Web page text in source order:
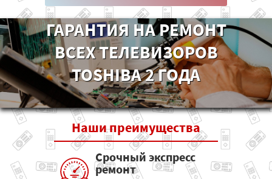
ГАРАНТИЯ НА РЕМОНТ
ВСЕХ ТЕЛЕВИЗОРОВ
TOSHIBA 2 ГОДА
Нашипреимущества
Срочный экспресс
ремонт